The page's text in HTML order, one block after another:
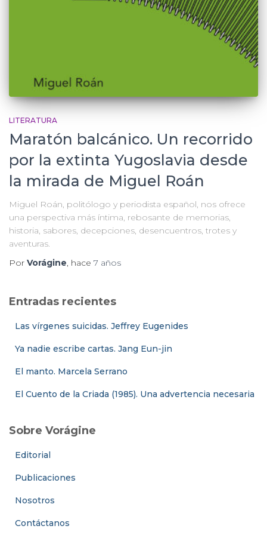
LITERATURA
Maratón balcánico. Un recorrido
por la extinta Yugoslavia desde
la mirada de Miguel Roán
Miguel Roán, politólogo y periodista español, nos ofrece
una perspectiva más íntima, rebosante de memorias,
historia, sabores, decepciones, desencuentros, trotes y
aventuras.
Por Vorágine, hace 7 años
Entradas recientes
Las vírgenes suicidas. Jeffrey Eugenides
Ya nadie escribe cartas. Jang Eun-jin
El manto. Marcela Serrano
El Cuento de la Criada (1985). Una advertencia necesaria
Sobre Vorágine
Editorial
Publicaciones
Nosotros
Contáctanos